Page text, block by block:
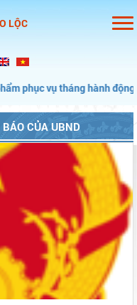
LỘC
động vì An toàn thực
CỦA UBND